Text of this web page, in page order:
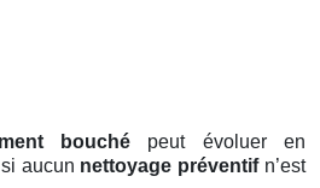
bouché peut évoluer en
aucun nettoyage préventifn’est